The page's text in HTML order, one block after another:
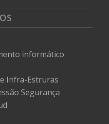
informático
Infra-Estruras
Segurança